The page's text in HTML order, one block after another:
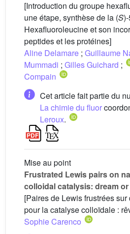
[Introduction du groupe
une étape, synthèse de la (S
Hexafluoroleucine et son
peptides et les protéines]
Aline Delamare ; Guillaume
Mummadi ; Gilles Guichard ;
Compain
Cet article fait partie du
La chimie du fluor
Leroux.
Mise au point
Frustrated Lewis pairs on
colloidal catalysis: dream
[Paires de Lewis frustrées
pour la catalyse colloïdale :
Sophie Carenco